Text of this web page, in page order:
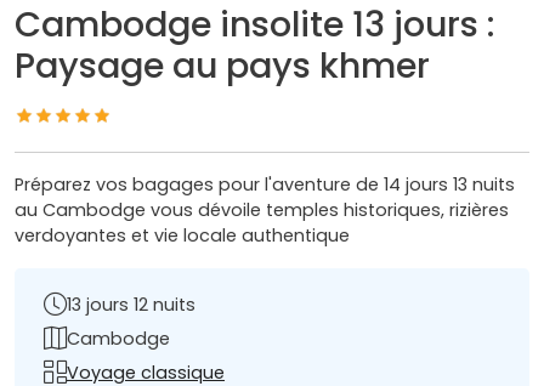
Cambodge insolite 13 jours :
Paysage au pays khmer
Préparez vos bagages pour l'aventure de 14 jours 13 nuits
au Cambodge vous dévoile temples historiques, rizières
verdoyantes et vie locale authentique
13 jours 12 nuits
Cambodge
Voyage classique